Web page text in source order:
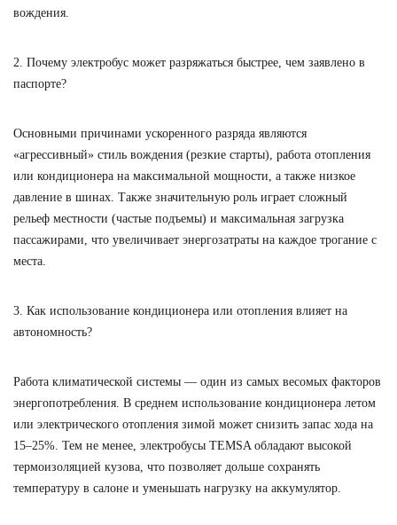
вождения.
2. Почему электробус может разряжаться быстрее, чем заявлено в
паспорте?
Основными причинами ускоренного разряда являются
«агрессивный» стиль вождения (резкие старты), работа отопления
или кондиционера на максимальной мощности, а также низкое
давление в шинах. Также значительную роль играет сложный
рельеф местности (частые подъемы) и максимальная загрузка
пассажирами, что увеличивает энергозатраты на каждое трогание с
места.
3. Как использование кондиционера или отопления влияет на
автономность?
Работа климатической системы — один из самых весомых факторов
энергопотребления. В среднем использование кондиционера летом
или электрического отопления зимой может снизить запас хода на
15–25%. Тем не менее, электробусы TEMSA обладают высокой
термоизоляцией кузова, что позволяет дольше сохранять
температуру в салоне и уменьшать нагрузку на аккумулятор.